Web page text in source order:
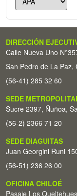
DIRECCIÓN
Calle Nueva Uno
San Pedro de La Paz,
(56-41) 285 32 60
SEDE
Sucre 2397, Ñuñoa,
(56-2) 2366 71 20
SEDE DIAGUITAS
Juan Georgini Runi
(56-51) 236 26 00
OFICINA CHILOÉ
Pasaje Los